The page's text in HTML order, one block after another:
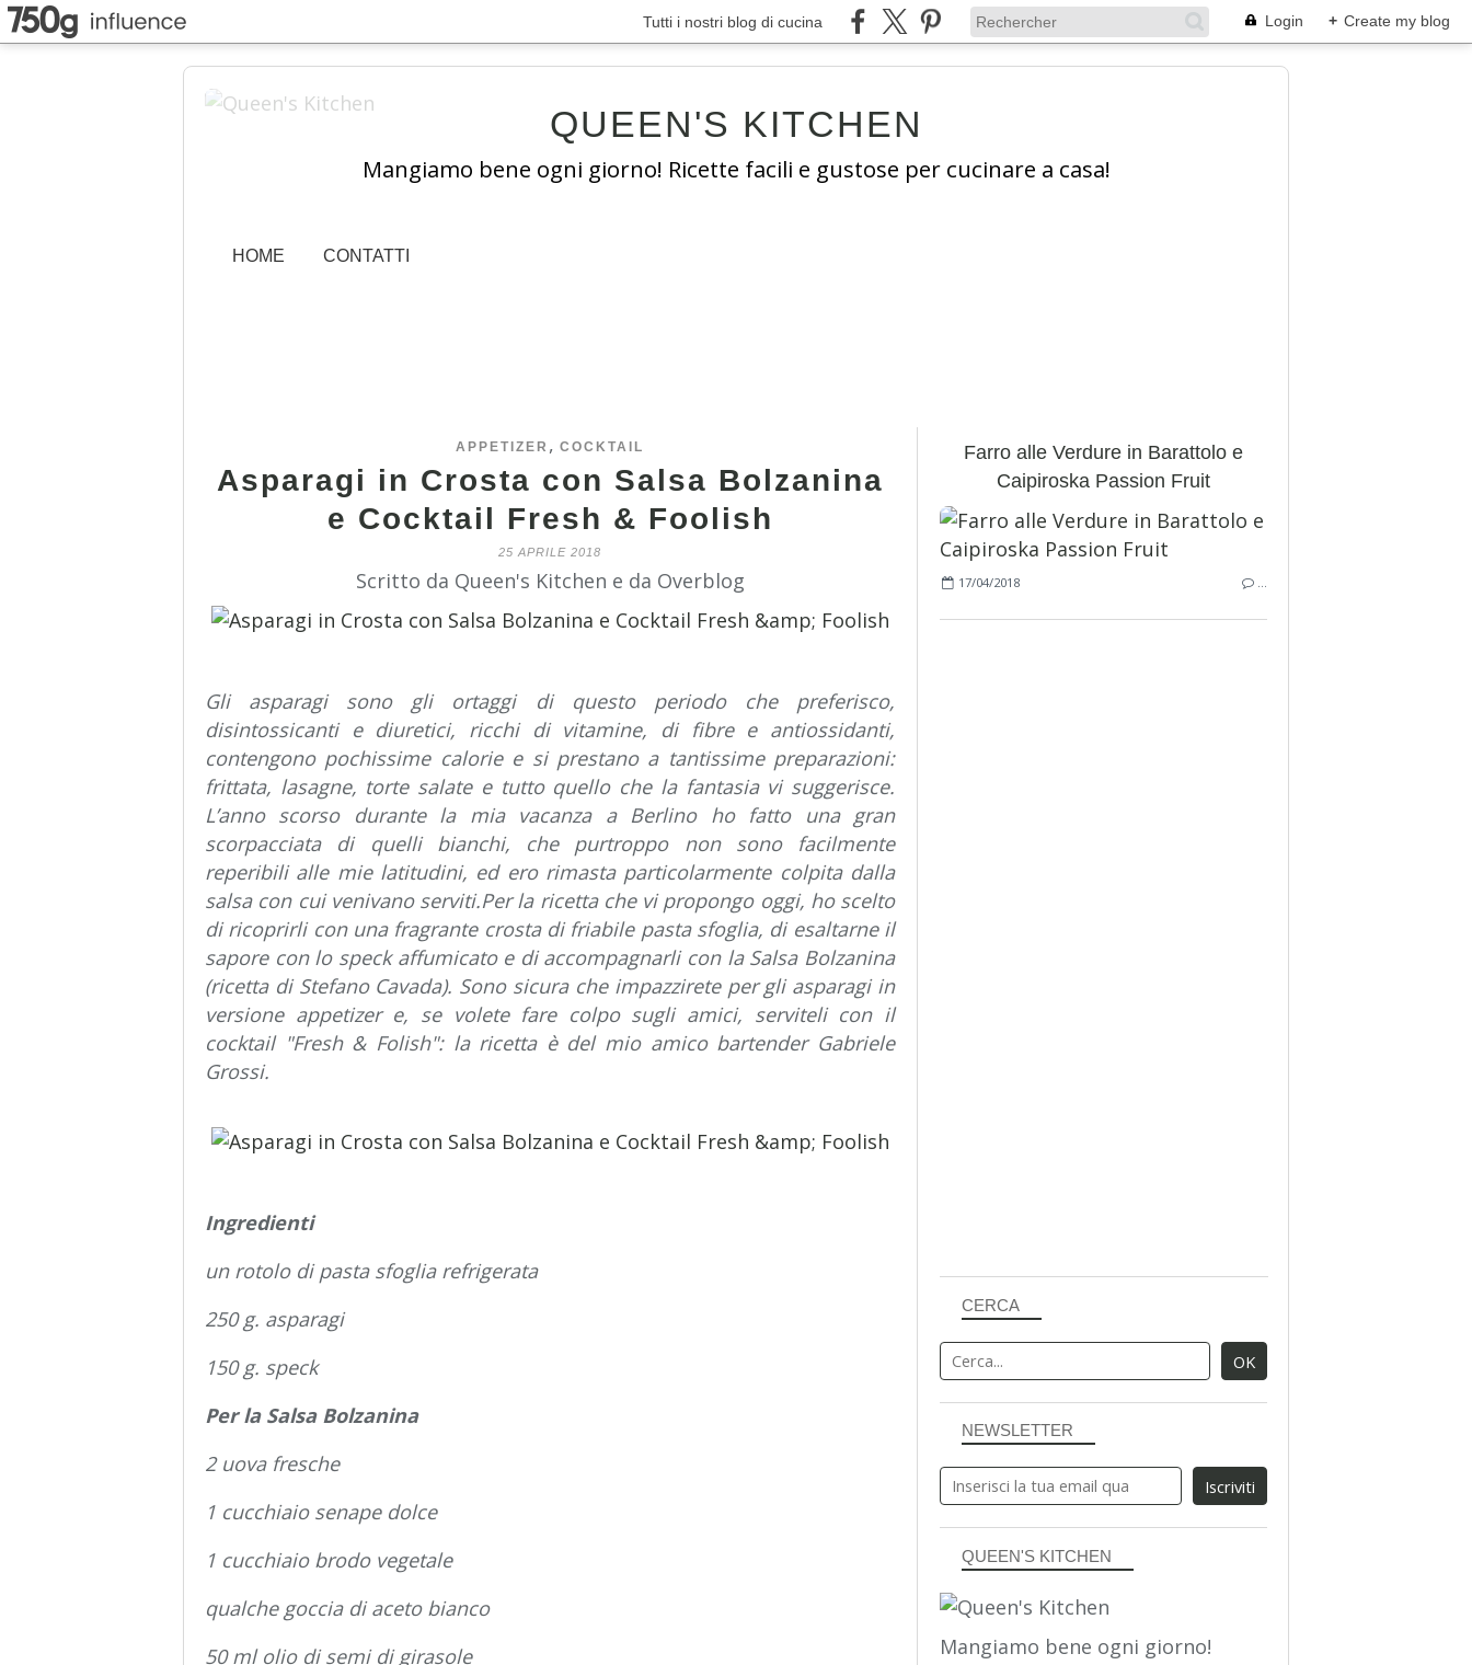
Tutti i nostri blog di cucina Login + Create my blog
QUEEN'S KITCHEN
Mangiamo bene ogni giorno! Ricette facili e gustose per cucinare a casa!
HOME CONTATTI
APPETIZER , COCKTAIL
Asparagi in Crosta con Salsa Bolzanina
e Cocktail Fresh & Foolish
25 APRILE 2018
Scritto da Queen's Kitchen e da Overblog
Gli asparagi sono gli ortaggi di questo periodo che preferisco,
disintossicanti e diuretici, ricchi di vitamine, di fibre e antiossidanti,
contengono pochissime calorie e si prestano a tantissime preparazioni:
frittata, lasagne, torte salate e tutto quello che la fantasia vi suggerisce.
L’anno scorso durante la mia vacanza a Berlino ho fatto una gran
scorpacciata di quelli bianchi, che purtroppo non sono facilmente
reperibili alle mie latitudini, ed ero rimasta particolarmente colpita dalla
salsa con cui venivano serviti.Per la ricetta che vi propongo oggi, ho scelto
di ricoprirli con una fragrante crosta di friabile pasta sfoglia, di esaltarne il
sapore con lo speck affumicato e di accompagnarli con la Salsa Bolzanina
(ricetta di Stefano Cavada). Sono sicura che impazzirete per gli asparagi in
versione appetizer e, se volete fare colpo sugli amici, serviteli con il
cocktail "Fresh & Folish": la ricetta è del mio amico bartender Gabriele
Grossi.
Ingredienti
un rotolo di pasta sfoglia refrigerata
250 g. asparagi
150 g. speck
Per la Salsa Bolzanina
2 uova fresche
1 cucchiaio senape dolce
1 cucchiaio brodo vegetale
qualche goccia di aceto bianco
50 ml olio di semi di girasole
NEWSLETTER
CERCA
QUEEN'S KITCHEN
Mangiamo bene ogni giorno!
Farro alle Verdure in Barattolo e
Caipiroska Passion Fruit
17/04/2018 …